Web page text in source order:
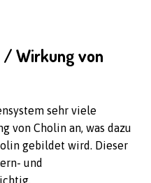
/ Wirkung von
sehr viele
von Cholin an, was dazu
gebildet wird. Dieser
und